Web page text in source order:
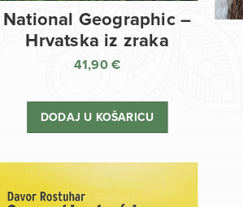
National Geographic –
Hrvatska iz zraka
41,90€
DODAJ U KOŠARICU